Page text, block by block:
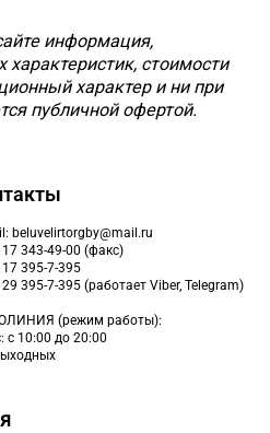
информация,
стоимости
характер и ни при
публичной офертой.
beluvelirtorgby@mail.ru
343-49-00 (факс)
395-7-395
395-7-395 (работает Viber, Telegram)
(режим работы):
с 10:00 до 20:00